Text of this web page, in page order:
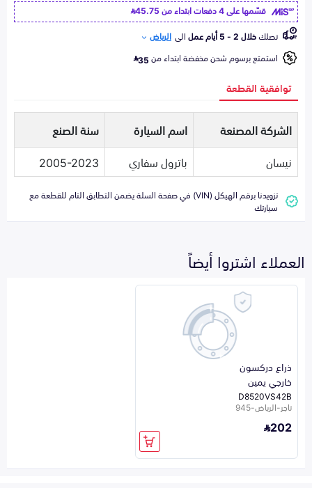
قسّمها على 4 دفعات ابتداء من
45.75
تصلكخلال 2 - 5 أيام عمل الى الرياض
استمتع برسوم شحن مخفضة ابتداء من35
توافقية القطعة
الشركة المصنعة اسم السيارة
سنة الصنع
نيسان
باترول سفاري 2005-2023
تزويدنا برقم الهيكل (VIN) في صفحة السلة يضمن التطابق التام للقطعة مع
سيارتك
العملاء اشتروا أيضاً
ذراع دركسون
خارجي يمين
D8520VS42B
تاجر-الرياض-945
202